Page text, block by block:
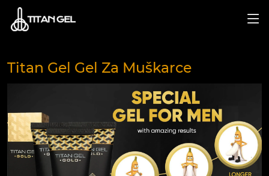
Titan Gel Gel Za Muškarce